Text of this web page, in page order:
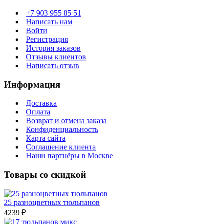
+7 903 955 85 51
Написать нам
Войти
Регистрация
История заказов
Отзывы клиентов
Написать отзыв
Информация
Доставка
Оплата
Возврат и отмена заказа
Конфиденциальность
Карта сайта
Соглашение клиента
Наши партнёры в Москве
Товары со скидкой
25 разноцветных тюльпанов
4239 ₽